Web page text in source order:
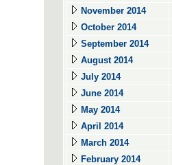
November 2014
October 2014
September 2014
August 2014
July 2014
June 2014
May 2014
April 2014
March 2014
February 2014